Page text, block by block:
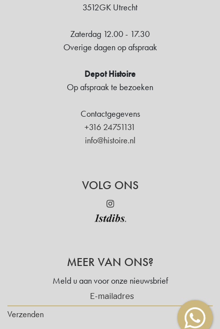
3512GK Utrecht
Zaterdag 12.00 - 17.30
Overige dagen op afspraak
Depot Histoire
Op afspraak te bezoeken
Contactgegevens
+316 24751131
info@histoire.nl
VOLG ONS
MEER VAN ONS?
Meld u aan voor onze nieuwsbrief